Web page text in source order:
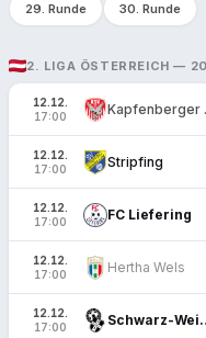
29. Runde 30. Runde
2. LIGA ÖSTERREICH —
12.12.
17:00
12.12.
17:00
Stripfing
12.12.
17:00
FC Liefering
12.12.
17:00
Hertha Wels
12.12.
17:00